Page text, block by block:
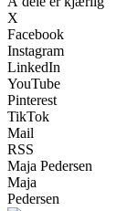
X
Facebook
Instagram
LinkedIn
YouTube
Pinterest
TikTok
Mail
RSS
Maja Pedersen
Maja
Pedersen